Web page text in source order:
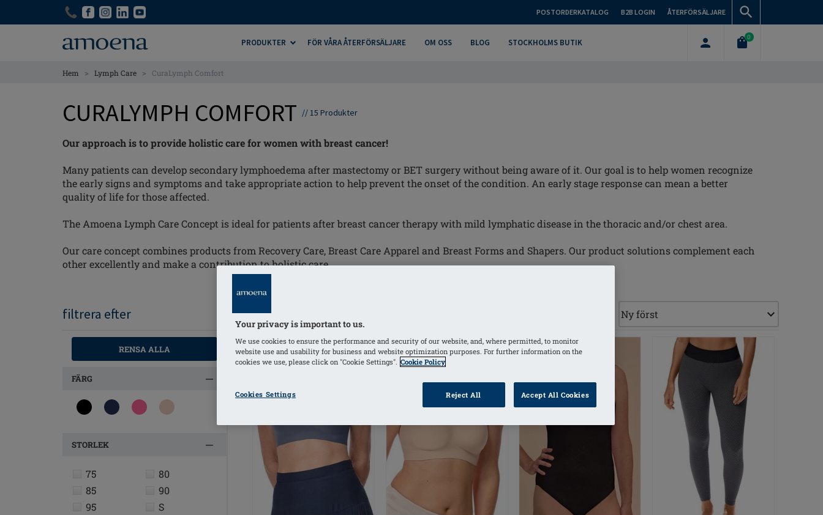
POSTORDERKATALOG B2B LOGIN ÅTERFÖRSÄLJARE
PRODUKTER FÖR VÅRA ÅTERFÖRSÄLJARE OM OSS BLOG STOCKHOLMS BUTIK
0
Hem > Lymph Care > CuraLymph Comfort
CURALYMPH COMFORT //15 Produkter
Our approach is to provide holistic care for women with breast cancer!
Many patients can develop secondary lymphoedema after mastectomy or BET surgery without being aware of it. Our goal is to help women recognize
the early signs and symptoms and take appropriate action to help prevent the onset of the condition. An early stage response can mean a better
quality of life for those affected.
The Amoena Lymph Care Concept is ideal for patients after breast cancer therapy with mild lymphatic disease in the thoracic and/or chest area.
Our care concept combines products from Recovery Care, Breast Care Apparel and Breast Forms and Shapers. Our product solutions complement each
other excellently and make a contribution to holistic care.
filtrera efter
RENSA ALLA
FÄRG
STORLEK
75
80
85
90
95
S
Your privacy is important to us.
We use cookies to ensure the performance and security of our website, and, where permitted, to monitor
website use and usability for business and website optimization purposes. For further information on the
cookies we use, please click on "Cookie Settings". Cookie Policy
Cookies Settings Reject All Accept All Cookies